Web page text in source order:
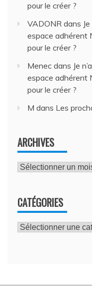
pour le créer ?
VADONR dans
espace adhérent
pour le créer ?
Menec dans Je
espace adhérent
pour le créer ?
M dans Les
ARCHIVES
Archives
CATÉGORIES
Catégories